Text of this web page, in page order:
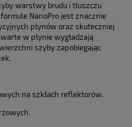
warstwy brudu i tłuszczu
NanoPro jest znacznie
płynów oraz skuteczniej
w płynie wygładzają
szyby zapobiegając
na szkłach reflektorów.